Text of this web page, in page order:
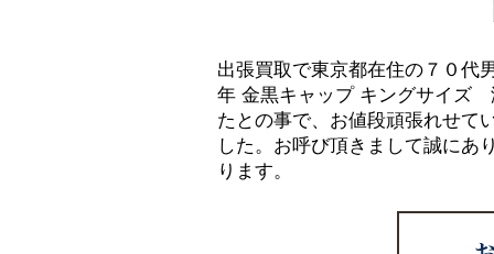
出張買取で東京都在住の７０代
年 金黒キャップ キングサイズ
たとの事で、お値段頑張れせて
した。お呼び頂きまして誠にあ
ります。